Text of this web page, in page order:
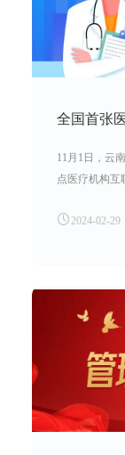
11月1日，云
点医疗机构互
方，顺畅流转
2024-02-29